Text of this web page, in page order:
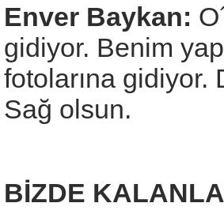
Enver Baykan:
gidiyor. Benim
fotolarına gidiyor.
Sağ olsun.
BİZDE